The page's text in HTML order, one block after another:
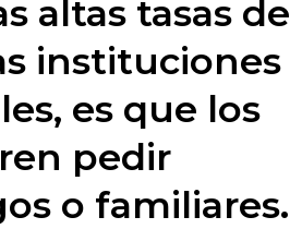
altas tasas de
instituciones
es que los
pedir
o familiares.